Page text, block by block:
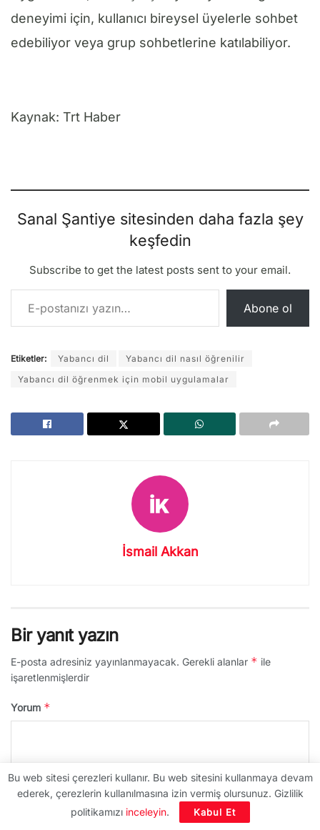
deneyimi için, kullanıcı bireysel üyelerle sohbet
edebiliyor veya grup sohbetlerine katılabiliyor.
Kaynak: Trt Haber
Sanal Şantiye sitesinden daha fazla şey
keşfedin
Subscribe to get the latest posts sent to your email.
E-postanızı yazın…
Abone ol
Etiketler: Yabancı dil
Yabancı dil nasıl öğrenilir
Yabancı dil öğrenmek için mobil uygulamalar
İsmail Akkan
Bir yanıt yazın
E-posta adresiniz yayınlanmayacak. Gerekli alanlar * ile
işaretlenmişlerdir
Yorum *
Bu web sitesi çerezleri kullanır. Bu web sitesini kullanmaya devam
ederek, çerezlerin kullanılmasına izin vermiş olursunuz. Gizlilik
politikamızı inceleyin. Kabul Et